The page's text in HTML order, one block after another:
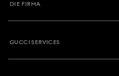
DIE FIRMA
GUCCI SERVICES